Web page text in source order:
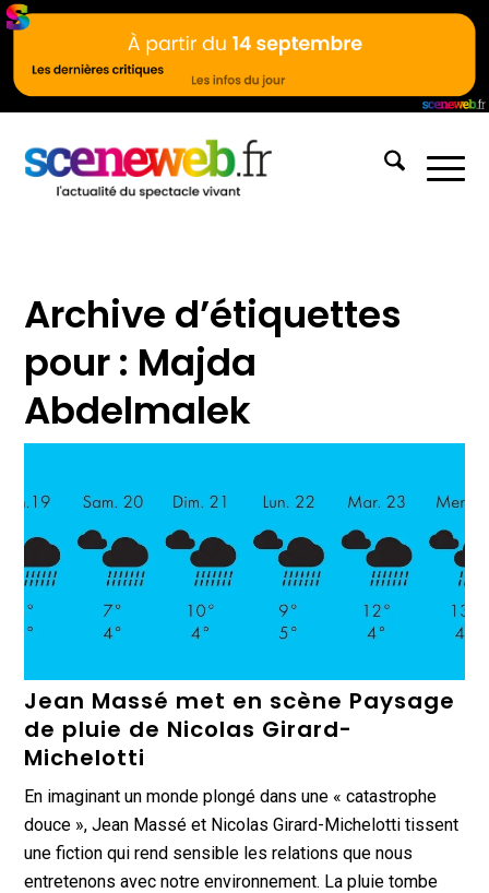
Archive d’étiquettes
pour : Majda
Abdelmalek
Jean Massé met en scène Paysage
de pluie de Nicolas Girard-
Michelotti
En imaginant un monde plongé dans une « catastrophe
douce », Jean Massé et Nicolas Girard-Michelotti tissent
une fiction qui rend sensible les relations que nous
entretenons avec notre environnement. La pluie tombe